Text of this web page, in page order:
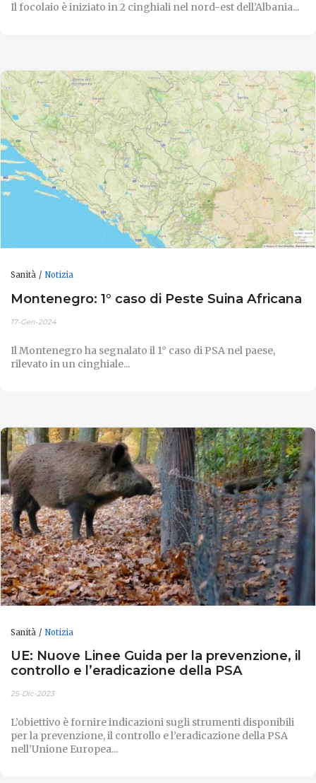
Il focolaio è iniziato in 2 cinghiali nel nord-est dell’Albania...
Sanità Notizia
Montenegro: 1° caso di Peste Suina Africana
17-Gen-2024
Il Montenegro ha segnalato il 1° caso di PSA nel paese,
rilevato in un cinghiale...
Sanità Notizia
UE: Nuove Linee Guida per la prevenzione, il
controllo e l’eradicazione della PSA
25-Dic-2023
L’obiettivo è fornire indicazioni sugli strumenti disponibili
per la prevenzione, il controllo e l’eradicazione della PSA
nell’Unione Europea...